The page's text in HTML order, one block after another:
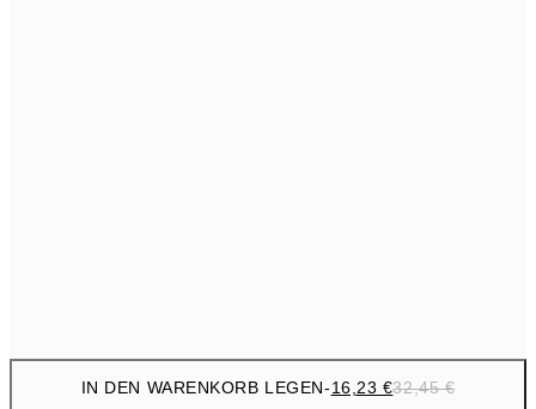
IN DEN WARENKORB LEGEN-16,23 €32,45 €